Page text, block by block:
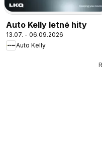
Auto Kelly letné hity
13.07. - 06.09.2026
Auto Kelly